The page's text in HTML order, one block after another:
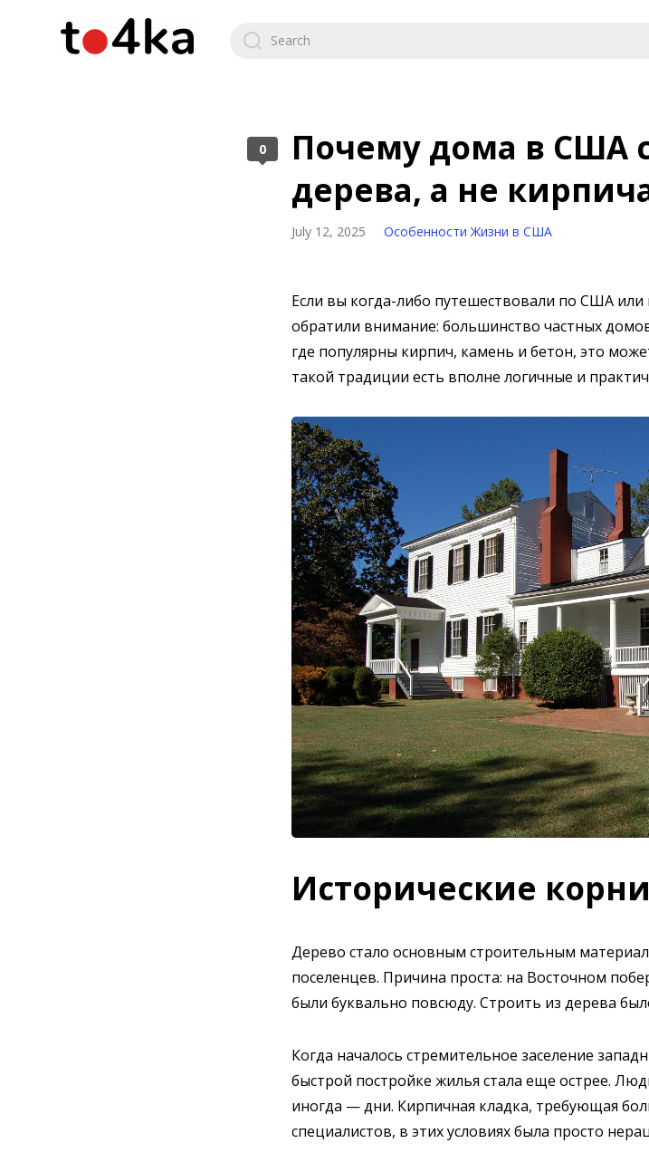
Почему дома в США
дерева, а не
July 12, 2025 Особенности Жизни в США
Если вы когда-либо путешествовали по США
обратили внимание: большинство частных
где популярны кирпич, камень и бетон, это
такой традиции есть вполне логичные и
Исторические корни
Дерево стало основным строительным
поселенцев. Причина проста: на Восточном
были буквально повсюду. Строить из дерева
Когда началось стремительное заселение
быстрой постройке жилья стала еще острее.
иногда — дни. Кирпичная кладка, требующая
специалистов, в этих условиях была просто
0